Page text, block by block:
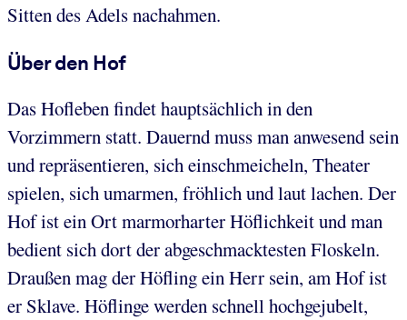
Sitten des Adels nachahmen.
Über den Hof
Das Hofleben findet hauptsächlich in den
Vorzimmern statt. Dauernd muss man anwesend sein
und repräsentieren, sich einschmeicheln, Theater
spielen, sich umarmen, fröhlich und laut lachen. Der
Hof ist ein Ort marmorharter Höflichkeit und man
bedient sich dort der abgeschmacktesten Floskeln.
Draußen mag der Höfling ein Herr sein, am Hof ist
er Sklave. Höflinge werden schnell hochgejubelt,